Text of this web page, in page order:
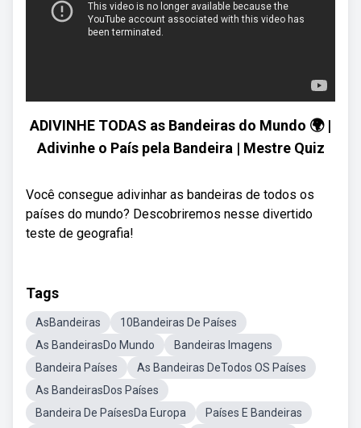
ADIVINHE TODAS as Bandeiras do Mundo 🌍 |
Adivinhe o País pela Bandeira | Mestre Quiz
Você consegue adivinhar as bandeiras de todos os
países do mundo? Descobriremos nesse divertido
teste de geografia!
Tags
AsBandeiras
10Bandeiras De Países
As BandeirasDo Mundo
Bandeiras Imagens
Bandeira Países
As Bandeiras DeTodos OS Países
As BandeirasDos Países
Bandeira De PaísesDa Europa
Países E Bandeiras